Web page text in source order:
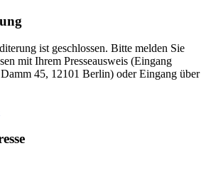
ist geschlossen. Bitte melden Sie
mit Ihrem Presseausweis (Eingang
45, 12101 Berlin) oder Eingang über